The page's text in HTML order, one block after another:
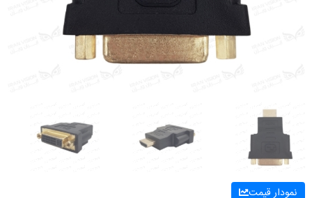
نمودار قیمت